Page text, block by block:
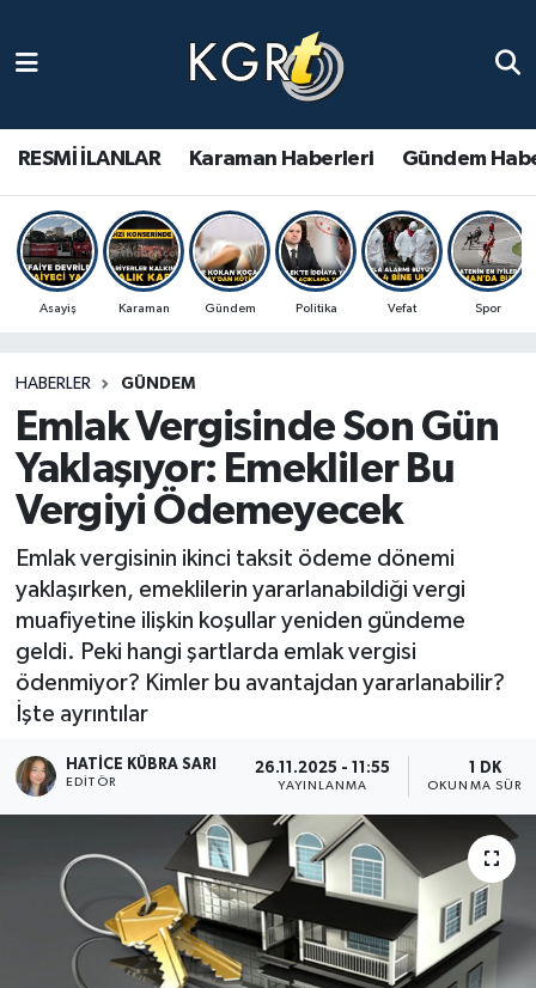
RESMİ İLANLAR Karaman Haberleri Gündem
Asayiş Karaman Gündem Politika Vefat Spor
HABERLER GÜNDEM
Emlak Vergisinde Son Gün
Yaklaşıyor: Emekliler Bu
Vergiyi Ödemeyecek
Emlak vergisinin ikinci taksit ödeme dönemi
yaklaşırken, emeklilerin yararlanabildiği vergi
muafiyetine ilişkin koşullar yeniden gündeme
geldi. Peki hangi şartlarda emlak vergisi
ödenmiyor? Kimler bu avantajdan yararlanabilir?
İşte ayrıntılar
HATICE KÜBRA SARI
EDITÖR
26.11.2025 - 11:55
YAYINLANMA
1 DK
OKUNMA
Gündem Haberleri
Güncel Haberler
Spor Haberleri
Ulusal Haberler
Vefat Edenler